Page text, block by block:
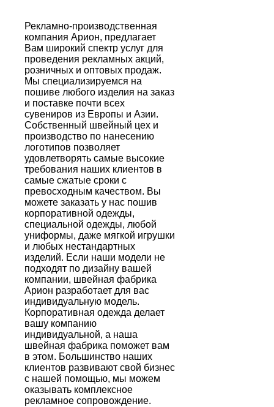
Рекламно-производственная
компания Арион, предлагает
Вам широкий спектр услуг для
проведения рекламных акций,
розничных и оптовых продаж.
Мы специализируемся на
пошиве любого изделия на заказ
и поставке почти всех
сувениров из Европы и Азии.
Собственный швейный цех и
производство по нанесению
логотипов позволяет
удовлетворять самые высокие
требования наших клиентов в
самые сжатые сроки с
превосходным качеством. Вы
можете заказать у нас пошив
корпоративной одежды,
специальной одежды, любой
униформы, даже мягкой игрушки
и любых нестандартных
изделий. Если наши модели не
подходят по дизайну вашей
компании, швейная фабрика
Арион разработает для вас
индивидуальную модель.
Корпоративная одежда делает
вашу компанию
индивидуальной, а наша
швейная фабрика поможет вам
в этом. Большинство наших
клиентов развивают свой бизнес
с нашей помощью, мы можем
оказывать комплексное
рекламное сопровождение.